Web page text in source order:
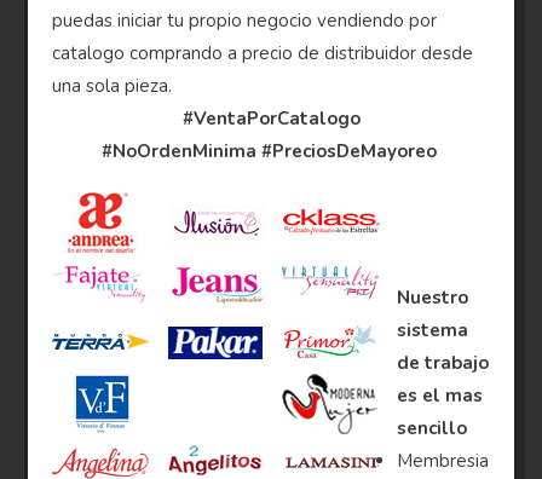
puedas iniciar tu propio negocio vendiendo por
catalogo comprando a precio de distribuidor desde
una sola pieza.
#VentaPorCatalogo
#NoOrdenMinima #PreciosDeMayoreo
Nuestro
sistema
de trabajo
es el mas
sencillo
Membresia